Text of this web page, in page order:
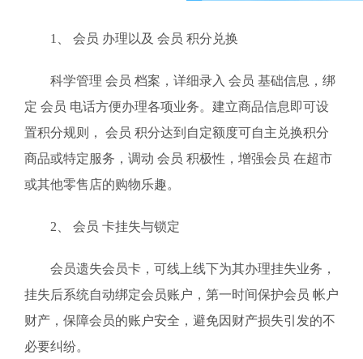
1、 会员 办理以及 会员 积分兑换
科学管理 会员 档案，详细录入 会员 基础信息，绑
定 会员 电话方便办理各项业务。建立商品信息即可设
置积分规则， 会员 积分达到自定额度可自主兑换积分
商品或特定服务，调动 会员 积极性，增强会员 在超市
或其他零售店的购物乐趣。
2、 会员 卡挂失与锁定
会员遗失会员卡，可线上线下为其办理挂失业务，
挂失后系统自动绑定会员账户，第一时间保护会员 帐户
财产，保障会员的账户安全，避免因财产损失引发的不
必要纠纷。